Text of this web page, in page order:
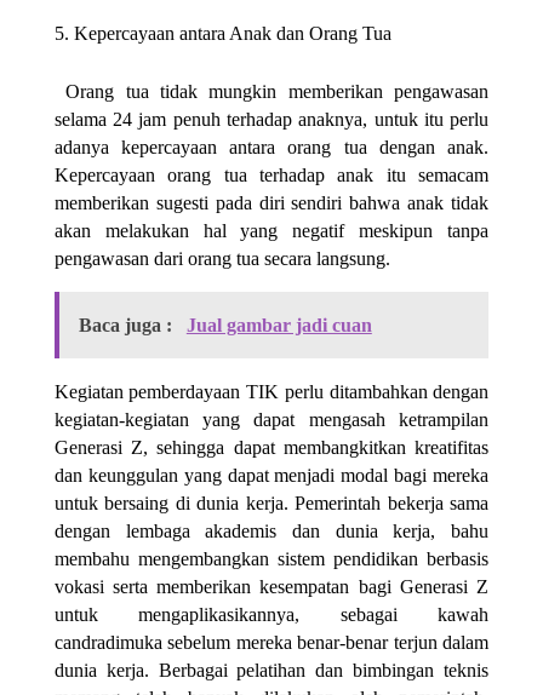
Kepercayaan antara Anak dan Orang Tua
Orang tua tidak mungkin memberikan pengawasan
selama 24 jam penuh terhadap anaknya, untuk itu perlu
adanya kepercayaan antara orang tua dengan anak.
Kepercayaan orang tua terhadap anak itu semacam
memberikan sugesti pada diri sendiri bahwa anak tidak
akan melakukan hal yang negatif meskipun tanpa
pengawasan dari orang tua secara langsung.
Baca juga : Jual gambar jadi cuan
Kegiatan pemberdayaan TIK perlu ditambahkan dengan
kegiatan-kegiatan yang dapat mengasah ketrampilan
Generasi Z, sehingga dapat membangkitkan kreatifitas
dan keunggulan yang dapat menjadi modal bagi mereka
untuk bersaing di dunia kerja. Pemerintah bekerja sama
dengan lembaga akademis dan dunia kerja, bahu
membahu mengembangkan sistem pendidikan berbasis
vokasi serta memberikan kesempatan bagi Generasi Z
untuk mengaplikasikannya, sebagai kawah
candradimuka sebelum mereka benar-benar terjun dalam
dunia kerja. Berbagai pelatihan dan bimbingan teknis